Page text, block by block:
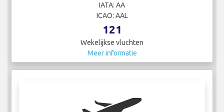
IATA: AA
ICAO: AAL
121
Wekelijkse vluchten
Meer informatie